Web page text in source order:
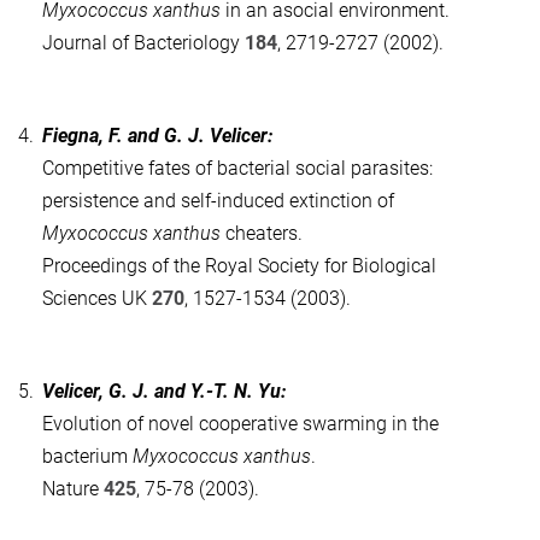
Myxococcus xanthus in an asocial environment.
Journal of Bacteriology 184, 2719-2727 (2002).
4. Fiegna, F. and G. J. Velicer:
Competitive fates of bacterial social parasites:
persistence and self-induced extinction of
Myxococcus xanthus cheaters.
Proceedings of the Royal Society for Biological
Sciences UK 270, 1527-1534 (2003).
5. Velicer, G. J. and Y.-T. N. Yu:
Evolution of novel cooperative swarming in the
bacterium Myxococcus xanthus.
Nature 425, 75-78 (2003).